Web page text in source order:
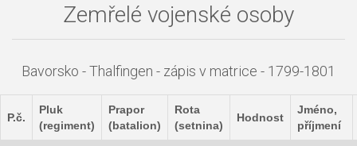
Zemřelé vojenské osoby
Bavorsko - Thalfingen - zápis v matrice - 1799-1801
P.č.
Pluk
(regiment)
Prapor
(batalion)
Rota
(setnina)
Hodnost
Jméno,
příjmení